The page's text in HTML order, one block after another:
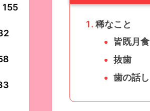
稀なこと
皆既月食
抜歯
歯の話し
155